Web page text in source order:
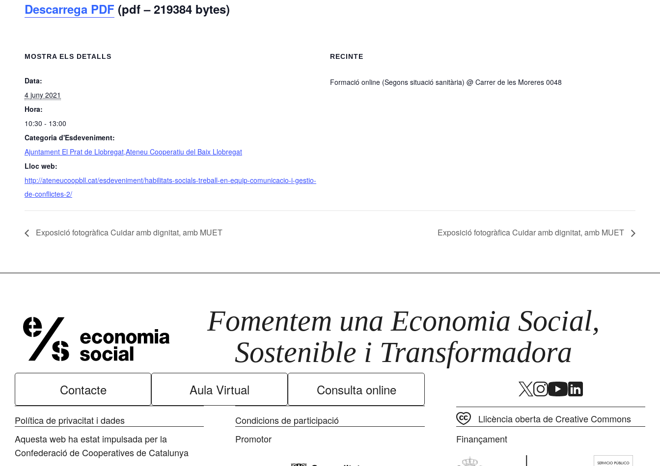
Descarrega PDF (pdf – 219384 bytes)
MOSTRA ELS DETALLS
Data:
4 juny 2021
Hora:
10:30 - 13:00
Categoria d'Esdeveniment:
Ajuntament El Prat de Llobregat,Ateneu Cooperatiu del Baix Llobregat
Lloc web:
http://ateneucoopbll.cat/esdeveniment/habilitats-socials-treball-en-equip-comunicacio-i-gestio-
de-conflictes-2/
RECINTE
Formació online (Segons situació sanitària) @ Carrer de les Moreres 0048
Exposició fotogràfica Cuidar amb dignitat, amb MUET Exposició fotogràfica Cuidar amb dignitat, amb MUET
Fomentem una Economia Social,
Sostenible i Transformadora
Contacte Aula Virtual Consulta online
Política de privacitat i dades Condicions de participació
Llicència oberta de Creative Commons
Aquesta web ha estat impulsada per la
Confederació de Cooperatives de Catalunya
Promotor Finançament